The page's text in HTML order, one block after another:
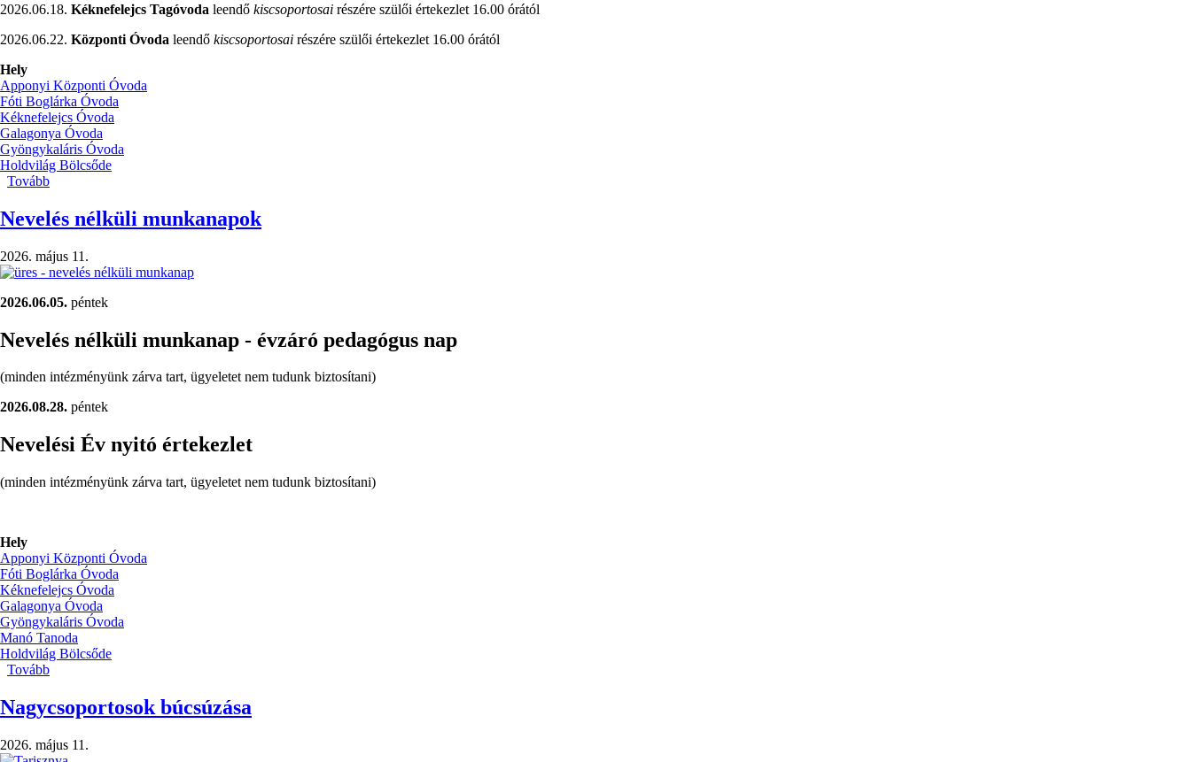
2026.06.18. Kéknefelejcs Tagóvoda leendő kiscsoportosai részére szülői értekezlet 16.00 órától
2026.06.22. Központi Óvoda leendő kiscsoportosai részére szülői értekezlet 16.00 órától
Hely
Apponyi Központi Óvoda
Fóti Boglárka Óvoda
Kéknefelejcs Óvoda
Galagonya Óvoda
Gyöngykaláris Óvoda
Holdvilág Bölcsőde
Tovább
/leendő
kiscsoportosok,
bölcsödések/)
Nevelés nélküli munkanapok
2026. május 11.
2026.06.05. péntek
Nevelés nélküli munkanap - évzáró pedagógus nap
(minden intézményünk zárva tart, ügyeletet nem tudunk biztosítani)
2026.08.28. péntek
Nevelési Év nyitó értekezlet
(minden intézményünk zárva tart, ügyeletet nem tudunk biztosítani)
Hely
Apponyi Központi Óvoda
Fóti Boglárka Óvoda
Kéknefelejcs Óvoda
Galagonya Óvoda
Gyöngykaláris Óvoda
Manó Tanoda
Holdvilág Bölcsőde
Tovább
munkanapok)
Nagycsoportosok búcsúzása
2026. május 11.